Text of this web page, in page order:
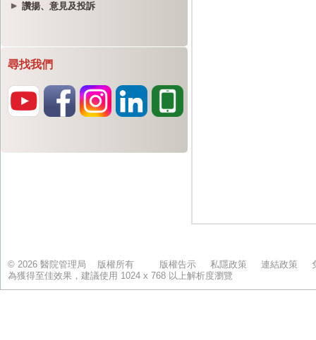
讚揚、意見及投訴
尋找我們
© 2026 醫院管理局 版權所有 版權告示 私隱政策 連結政策
為獲得至佳效果，建議使用 1024 x 768 以上解析度瀏覽